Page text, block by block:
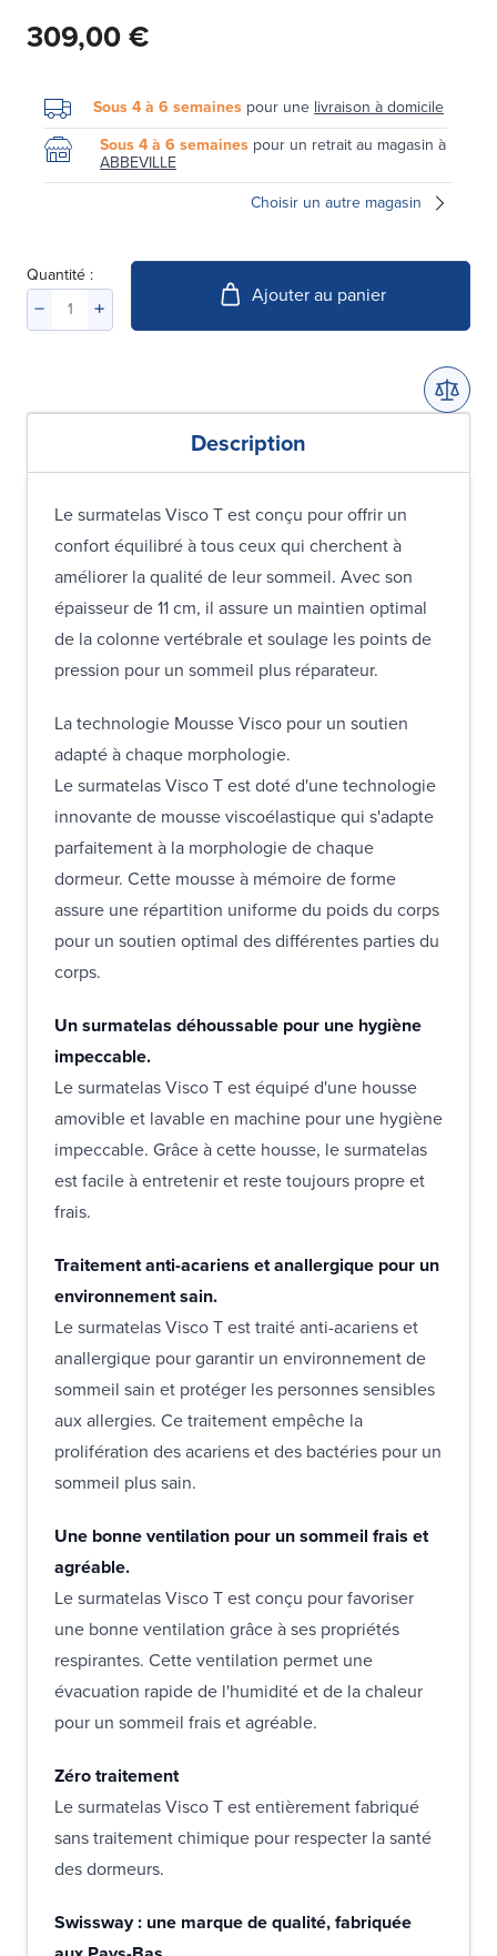
309,00 €
Sous 4 à 6 semaines pour une livraison à domicile
Sous 4 à 6 semaines pour un retrait au magasin à
ABBEVILLE
Choisir un autre magasin
Quantité :
Ajouter au panier
Description
Le surmatelas Visco T est conçu pour offrir un
confort équilibré à tous ceux qui cherchent à
améliorer la qualité de leur sommeil. Avec son
épaisseur de 11 cm, il assure un maintien optimal
de la colonne vertébrale et soulage les points de
pression pour un sommeil plus réparateur.
La technologie Mousse Visco pour un soutien
adapté à chaque morphologie.
Le surmatelas Visco T est doté d'une technologie
innovante de mousse viscoélastique qui s'adapte
parfaitement à la morphologie de chaque
dormeur. Cette mousse à mémoire de forme
assure une répartition uniforme du poids du corps
pour un soutien optimal des différentes parties du
corps.
Un surmatelas déhoussable pour une hygiène
impeccable.
Le surmatelas Visco T est équipé d'une housse
amovible et lavable en machine pour une hygiène
impeccable. Grâce à cette housse, le surmatelas
est facile à entretenir et reste toujours propre et
frais.
Traitement anti-acariens et anallergique pour un
environnement sain.
Le surmatelas Visco T est traité anti-acariens et
anallergique pour garantir un environnement de
sommeil sain et protéger les personnes sensibles
aux allergies. Ce traitement empêche la
prolifération des acariens et des bactéries pour un
sommeil plus sain.
Une bonne ventilation pour un sommeil frais et
agréable.
Le surmatelas Visco T est conçu pour favoriser
une bonne ventilation grâce à ses propriétés
respirantes. Cette ventilation permet une
évacuation rapide de l'humidité et de la chaleur
pour un sommeil frais et agréable.
Zéro traitement
Le surmatelas Visco T est entièrement fabriqué
sans traitement chimique pour respecter la santé
des dormeurs.
Swissway : une marque de qualité, fabriquée